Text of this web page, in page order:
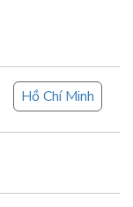
Hồ Chí Minh